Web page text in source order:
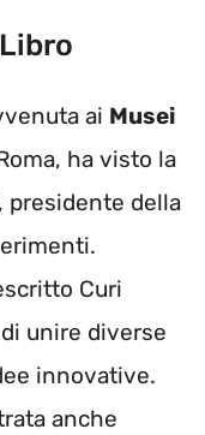
ai Musei
ha visto la
, presidente della
Curi
unire diverse
innovative.
anche